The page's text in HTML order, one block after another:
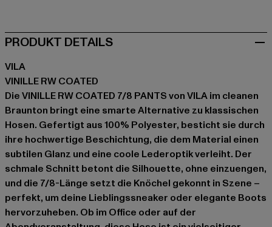
PRODUKT DETAILS
VILA
VINILLE RW COATED
Die VINILLE RW COATED 7/8 PANTS von VILA im cleanen
Braunton bringt eine smarte Alternative zu klassischen
Hosen. Gefertigt aus 100% Polyester, besticht sie durch
ihre hochwertige Beschichtung, die dem Material einen
subtilen Glanz und eine coole Lederoptik verleiht. Der
schmale Schnitt betont die Silhouette, ohne einzuengen,
und die 7/8-Länge setzt die Knöchel gekonnt in Szene –
perfekt, um deine Lieblingssneaker oder elegante Boots
hervorzuheben. Ob im Office oder auf der